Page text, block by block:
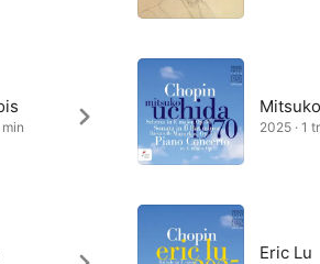
min 2025 · 1
Eric Lu